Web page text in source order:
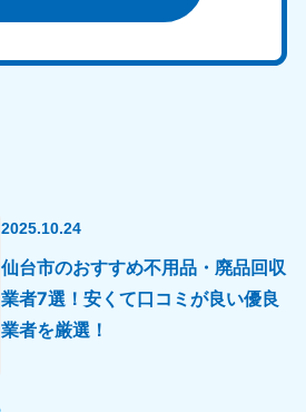
2025.10.24
仙台市のおすすめ不用品・廃品回収
業者7選！安くて口コミが良い優良
業者を厳選！